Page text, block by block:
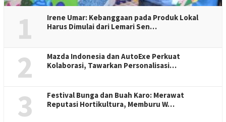
1
Irene Umar: Kebanggaan pada Produk Lokal
Harus Dimulai dari Lemari Sen…
2
Mazda Indonesia dan AutoExe Perkuat
Kolaborasi, Tawarkan Personalisasi…
3
Festival Bunga dan Buah Karo: Merawat
Reputasi Hortikultura, Memburu W…